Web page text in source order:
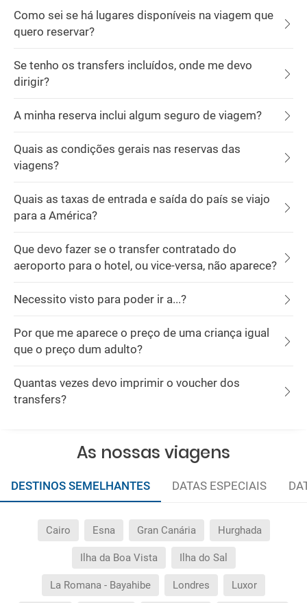
Como sei se há lugares disponíveis na viagem que
quero reservar?
Se tenho os transfers incluídos, onde me devo
dirigir?
A minha reserva inclui algum seguro de viagem?
Quais as condições gerais nas reservas das
viagens?
Quais as taxas de entrada e saída do país se viajo
para a América?
Que devo fazer se o transfer contratado do
aeroporto para o hotel, ou vice-versa, não aparece?
Necessito visto para poder ir a...?
Por que me aparece o preço de uma criança igual
que o preço dum adulto?
Quantas vezes devo imprimir o voucher dos
transfers?
As nossas viagens
DESTINOS SEMELHANTES DATAS ESPECIAIS
Cairo Esna Gran Canária Hurghada
Ilha da Boa Vista Ilha do Sal
La Romana - Bayahibe Londres Luxor